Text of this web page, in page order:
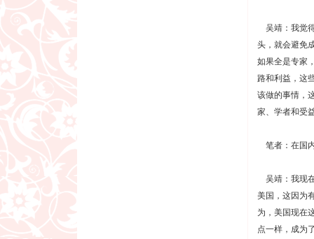
吴靖：我觉
头，就会避免
如果全是专家
路和利益，这
该做的事情，
家、学者和受
笔者：在国
吴靖：我现
美国，这因为
为，美国现在
点一样，成为